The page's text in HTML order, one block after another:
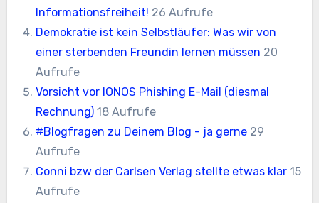
Informationsfreiheit! 26 Aufrufe
Demokratie ist kein Selbstläufer: Was wir von
einer sterbenden Freundin lernen müssen 20
Aufrufe
Vorsicht vor IONOS Phishing E-Mail (diesmal
Rechnung) 18 Aufrufe
#Blogfragen zu Deinem Blog - ja gerne 29
Aufrufe
Conni bzw der Carlsen Verlag stellte etwas klar 15
Aufrufe